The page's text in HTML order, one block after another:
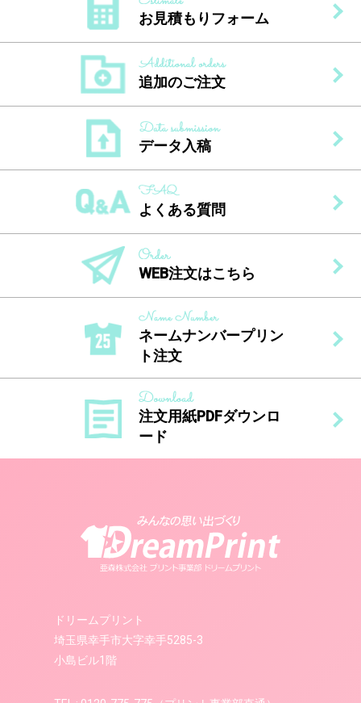
お見積もりフォーム
追加のご注文
データ入稿
よくある質問
WEB注文はこちら
ネームナンバープリン
ト注文
注文用紙PDFダウンロ
ード
ドリームプリント
埼玉県幸手市大字幸手5285-3
小島ビル1階